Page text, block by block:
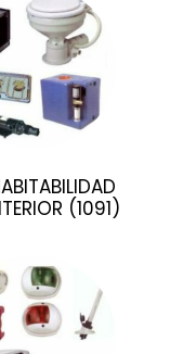
(1091)